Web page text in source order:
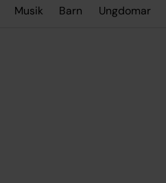
Musik Barn Ungdomar